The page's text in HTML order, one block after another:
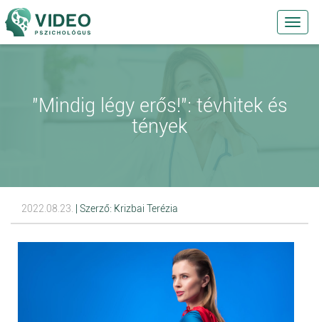
"Mindig légy erős!": tévhitek és
tények
2022.08.23. | Szerző: Krizbai Terézia